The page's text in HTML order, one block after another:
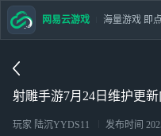
射雕手游7月24日维护更
玩家 陆沉YYDS11 发布时间
网易云游戏 海量游戏 即